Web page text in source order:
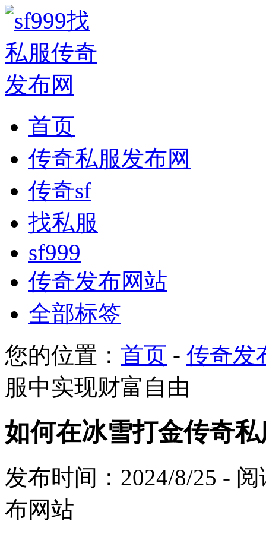
首页
传奇私服发布网
传奇sf
找私服
sf999
传奇发布网站
全部标签
您的位置： 首页 - 传奇发
服中实现财富自由
如何在冰雪打金传奇
发布时间：2024/8/25 -
布网站